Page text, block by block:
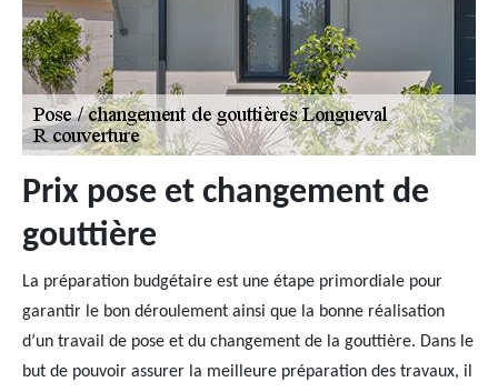
Prix pose et changement de
gouttière
La préparation budgétaire est une étape primordiale pour
garantir le bon déroulement ainsi que la bonne réalisation
d’un travail de pose et du changement de la gouttière. Dans le
but de pouvoir assurer la meilleure préparation des travaux, il